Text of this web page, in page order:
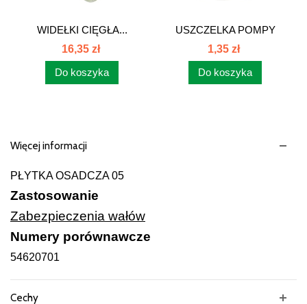
WIDEŁKI CIĘGŁA...
16,35 zł
Do koszyka
USZCZELKA POMPY
WTRYSKOWEJ C385...
1,35 zł
Do koszyka
Więcej informacji
PŁYTKA OSADCZA 05
Zastosowanie
Zabezpieczenia wałów
Numery porównawcze
54620701
Cechy